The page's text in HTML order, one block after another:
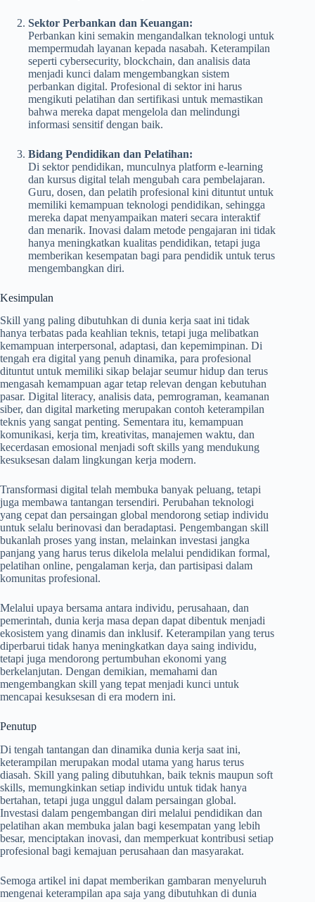
Sektor Perbankan dan Keuangan:
Perbankan kini semakin mengandalkan teknologi untuk
mempermudah layanan kepada nasabah. Keterampilan
seperti cybersecurity, blockchain, dan analisis data
menjadi kunci dalam mengembangkan sistem
perbankan digital. Profesional di sektor ini harus
mengikuti pelatihan dan sertifikasi untuk memastikan
bahwa mereka dapat mengelola dan melindungi
informasi sensitif dengan baik.
Bidang Pendidikan dan Pelatihan:
Di sektor pendidikan, munculnya platform e-learning
dan kursus digital telah mengubah cara pembelajaran.
Guru, dosen, dan pelatih profesional kini dituntut untuk
memiliki kemampuan teknologi pendidikan, sehingga
mereka dapat menyampaikan materi secara interaktif
dan menarik. Inovasi dalam metode pengajaran ini tidak
hanya meningkatkan kualitas pendidikan, tetapi juga
memberikan kesempatan bagi para pendidik untuk terus
mengembangkan diri.
Kesimpulan
Skill yang paling dibutuhkan di dunia kerja saat ini tidak
hanya terbatas pada keahlian teknis, tetapi juga melibatkan
kemampuan interpersonal, adaptasi, dan kepemimpinan. Di
tengah era digital yang penuh dinamika, para profesional
dituntut untuk memiliki sikap belajar seumur hidup dan terus
mengasah kemampuan agar tetap relevan dengan kebutuhan
pasar. Digital literacy, analisis data, pemrograman, keamanan
siber, dan digital marketing merupakan contoh keterampilan
teknis yang sangat penting. Sementara itu, kemampuan
komunikasi, kerja tim, kreativitas, manajemen waktu, dan
kecerdasan emosional menjadi soft skills yang mendukung
kesuksesan dalam lingkungan kerja modern.
Transformasi digital telah membuka banyak peluang, tetapi
juga membawa tantangan tersendiri. Perubahan teknologi
yang cepat dan persaingan global mendorong setiap individu
untuk selalu berinovasi dan beradaptasi. Pengembangan skill
bukanlah proses yang instan, melainkan investasi jangka
panjang yang harus terus dikelola melalui pendidikan formal,
pelatihan online, pengalaman kerja, dan partisipasi dalam
komunitas profesional.
Melalui upaya bersama antara individu, perusahaan, dan
pemerintah, dunia kerja masa depan dapat dibentuk menjadi
ekosistem yang dinamis dan inklusif. Keterampilan yang terus
diperbarui tidak hanya meningkatkan daya saing individu,
tetapi juga mendorong pertumbuhan ekonomi yang
berkelanjutan. Dengan demikian, memahami dan
mengembangkan skill yang tepat menjadi kunci untuk
mencapai kesuksesan di era modern ini.
Penutup
Di tengah tantangan dan dinamika dunia kerja saat ini,
keterampilan merupakan modal utama yang harus terus
diasah. Skill yang paling dibutuhkan, baik teknis maupun soft
skills, memungkinkan setiap individu untuk tidak hanya
bertahan, tetapi juga unggul dalam persaingan global.
Investasi dalam pengembangan diri melalui pendidikan dan
pelatihan akan membuka jalan bagi kesempatan yang lebih
besar, menciptakan inovasi, dan memperkuat kontribusi setiap
profesional bagi kemajuan perusahaan dan masyarakat.
Semoga artikel ini dapat memberikan gambaran menyeluruh
mengenai keterampilan apa saja yang dibutuhkan di dunia